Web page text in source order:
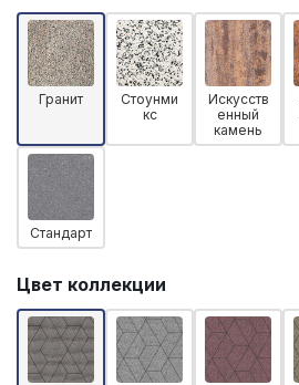
Гранит
Стоунми
кс
Искусств
енный
камень
Стандарт
Цвет коллекции